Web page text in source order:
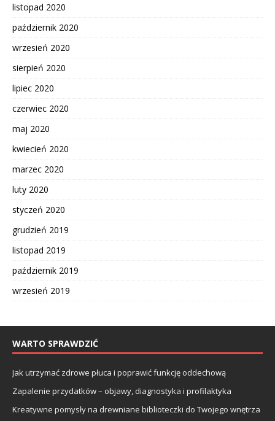
listopad 2020
październik 2020
wrzesień 2020
sierpień 2020
lipiec 2020
czerwiec 2020
maj 2020
kwiecień 2020
marzec 2020
luty 2020
styczeń 2020
grudzień 2019
listopad 2019
październik 2019
wrzesień 2019
WARTO SPRAWDZIĆ
Jak utrzymać zdrowe płuca i poprawić funkcję oddechową
Zapalenie przydatków – objawy, diagnostyka i profilaktyka
Kreatywne pomysły na drewniane biblioteczki do Twojego wnętrza